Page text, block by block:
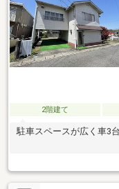
2階建て
駐車スペースが広く車3